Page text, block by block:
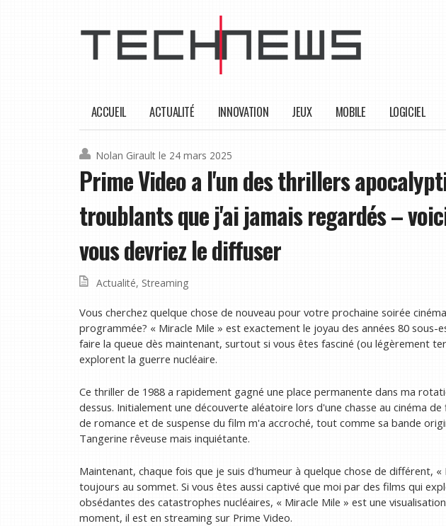
ACCUEIL ACTUALITÉ INNOVATION JEUX MOBILE LOGICIEL
Nolan Girault le 24 mars 2025
Prime Video a l'un des thrillers
troublants que j'ai jamais regardés –
vous devriez le diffuser
Actualité, Streaming
Vous cherchez quelque chose de nouveau pour votre prochaine soirée
programmée? « Miracle Mile » est exactement le joyau des années 80 sous-
faire la queue dès maintenant, surtout si vous êtes fasciné (ou légèrement
explorent la guerre nucléaire.
Ce thriller de 1988 a rapidement gagné une place permanente dans ma
dessus. Initialement une découverte aléatoire lors d'une chasse au cinéma
de romance et de suspense du film m'a accroché, tout comme sa bande
Tangerine rêveuse mais inquiétante.
Maintenant, chaque fois que je suis d'humeur à quelque chose de différent,
toujours au sommet. Si vous êtes aussi captivé que moi par des films qui
obsédantes des catastrophes nucléaires, « Miracle Mile » est une
moment, il est en streaming sur Prime Video.